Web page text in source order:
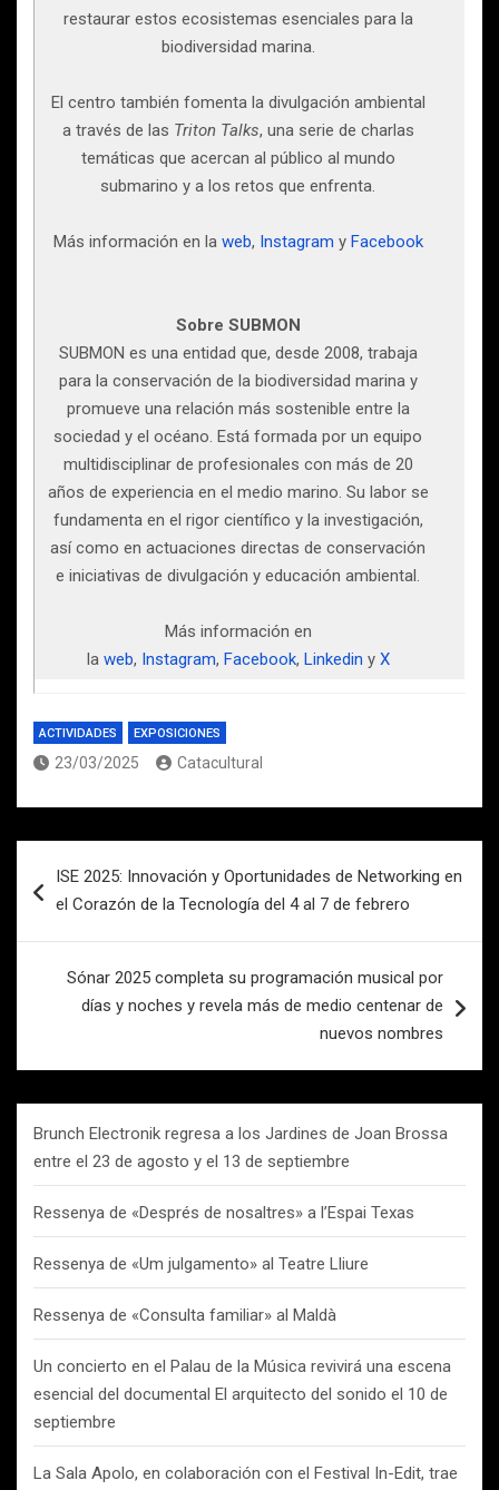
restaurar estos ecosistemas esenciales para la
biodiversidad marina.
El centro también fomenta la divulgación ambiental
a través de las Triton Talks, una serie de charlas
temáticas que acercan al público al mundo
submarino y a los retos que enfrenta.
Más información en la web, Instagram y Facebook
Sobre SUBMON
SUBMON es una entidad que, desde 2008, trabaja
para la conservación de la biodiversidad marina y
promueve una relación más sostenible entre la
sociedad y el océano. Está formada por un equipo
multidisciplinar de profesionales con más de 20
años de experiencia en el medio marino. Su labor se
fundamenta en el rigor científico y la investigación,
así como en actuaciones directas de conservación
e iniciativas de divulgación y educación ambiental.
Más información en
la web, Instagram, Facebook, Linkedin y X
ACTIVIDADES EXPOSICIONES
23/03/2025 Catacultural
de
ISE 2025: Innovación y Oportunidades de Networking en
el Corazón de la Tecnología del 4 al 7 de febrero
Sónar 2025 completa su programación musical por
días y noches y revela más de medio centenar de
nuevos nombres
Brunch Electronik regresa a los Jardines de Joan Brossa
entre el 23 de agosto y el 13 de septiembre
Ressenya de «Després de nosaltres» a l’Espai Texas
Ressenya de «Um julgamento» al Teatre Lliure
Ressenya de «Consulta familiar» al Maldà
Un concierto en el Palau de la Música revivirá una escena
esencial del documental El arquitecto del sonido el 10 de
septiembre
La Sala Apolo, en colaboración con el Festival In-Edit, trae